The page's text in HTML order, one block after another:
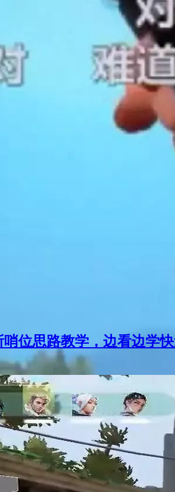
位思路教学，边看边学